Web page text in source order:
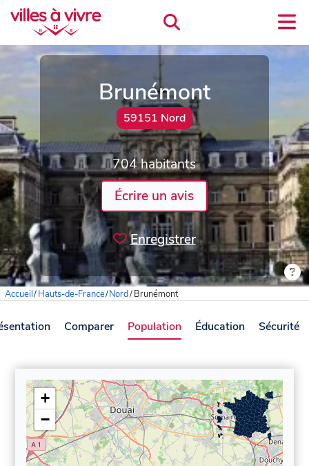
Brunémont
59151 Nord
704 habitants
Écrire un avis
Enregistrer
Accueil/Hauts-de-France/Nord/Brunémont
Comparer Population Éducation Sécurité
+
−